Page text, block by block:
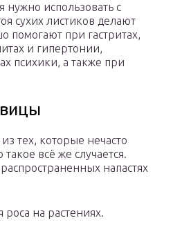
нужно использовать с
сухих листиков делают
помогают при гастритах,
и гипертонии,
психики, а также при
тех, которые нечасто
всё же случается.
напастях
роса на растениях.